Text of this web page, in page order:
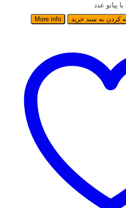
پیانو عدد
کردن به سبد خرید More info